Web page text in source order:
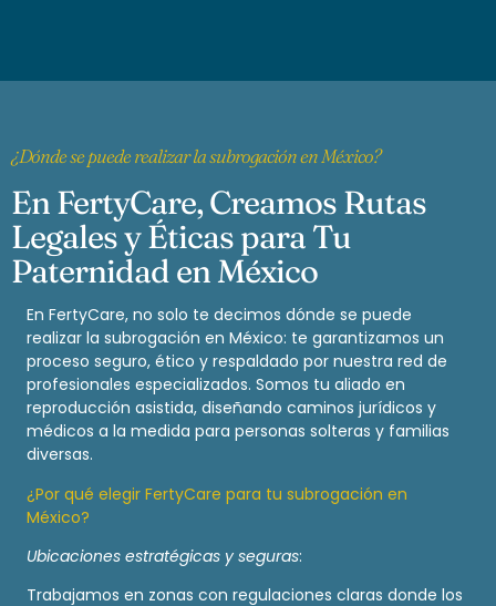
¿Dónde se puede realizar la subrogación en México?
En FertyCare, Creamos Rutas
Legales y Éticas para Tu
Paternidad en México
En FertyCare, no solo te decimos dónde se puede
realizar la subrogación en México: te garantizamos un
proceso seguro, ético y respaldado por nuestra red de
profesionales especializados. Somos tu aliado en
reproducción asistida, diseñando caminos jurídicos y
médicos a la medida para personas solteras y familias
diversas.
¿Por qué elegir FertyCare para tu subrogación en
México?
Ubicaciones estratégicas y seguras:
Trabajamos en zonas con regulaciones claras donde los